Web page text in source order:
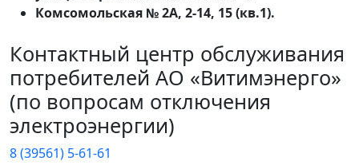
Комсомольская № 2А, 2-14, 15 (кв.1).
Контактный центр обслуживания
потребителей АО «Витимэнерго»
(по вопросам отключения
электроэнергии)
8 (39561) 5-61-61